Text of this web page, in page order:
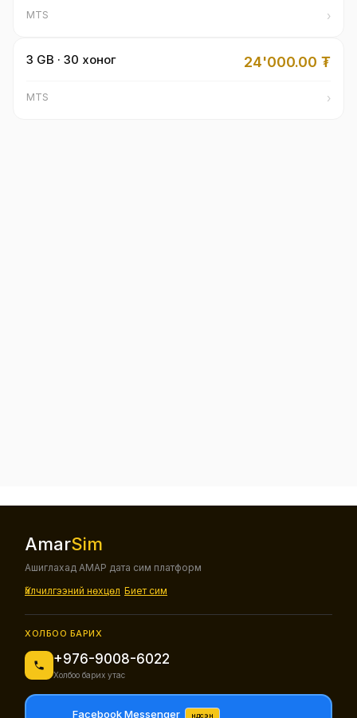
MTS ›
3 GB · 30 хоног 24'000.00 ₮
MTS ›
AmarSim
Ашиглахад АМАР дата сим платформ
Үйлчилгээний нөхцөл Биет сим
ХОЛБОО БАРИХ
+976-9008-6022
Холбоо барих утас
Facebook Messenger Үндсэн